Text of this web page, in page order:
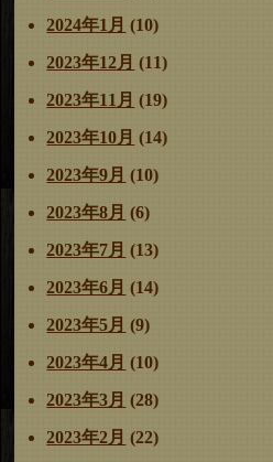
2024年1月 (10)
2023年12月 (11)
2023年11月 (19)
2023年10月 (14)
2023年9月 (10)
2023年8月 (6)
2023年7月 (13)
2023年6月 (14)
2023年5月 (9)
2023年4月 (10)
2023年3月 (28)
2023年2月 (22)